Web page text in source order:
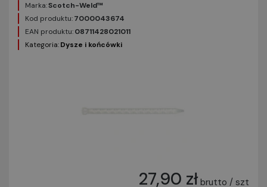
Marka:Scotch-Weld™
Kod produktu:7000043674
EAN produktu:08711428021011
Kategoria:Dysze i końcówki
27,90 zł brutto / szt